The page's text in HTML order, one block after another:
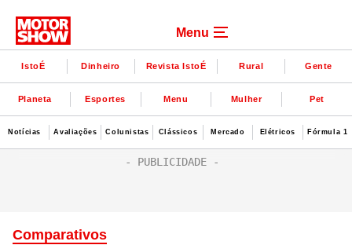
Menu
IstoÉ Dinheiro Revista IstoÉ Rural Gente
Planeta Esportes Menu Mulher Pet
Notícias Avaliações Colunistas Clássicos Mercado Elétricos Fórmula 1
Comparativos